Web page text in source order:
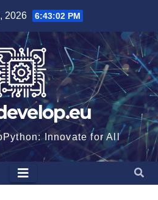
2026 6:43:03 PM
Innovate for All